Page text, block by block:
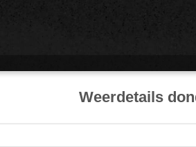
Weerdetails